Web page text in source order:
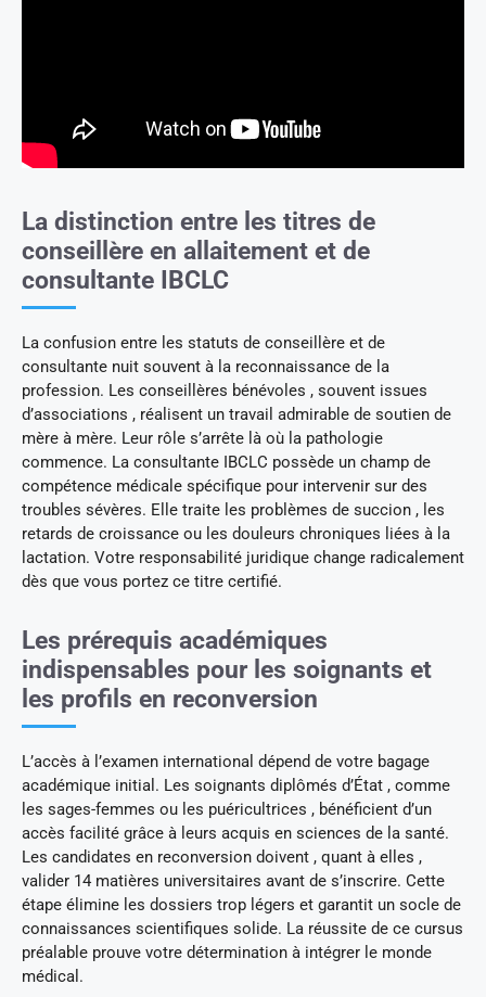
La distinction entre les titres de
conseillère en allaitement et de
consultante IBCLC
La confusion entre les statuts de conseillère et de
consultante nuit souvent à la reconnaissance de la
profession. Les conseillères bénévoles , souvent issues
d’associations , réalisent un travail admirable de soutien de
mère à mère. Leur rôle s’arrête là où la pathologie
commence. La consultante IBCLC possède un champ de
compétence médicale spécifique pour intervenir sur des
troubles sévères. Elle traite les problèmes de succion , les
retards de croissance ou les douleurs chroniques liées à la
lactation. Votre responsabilité juridique change radicalement
dès que vous portez ce titre certifié.
Les prérequis académiques
indispensables pour les soignants et
les profils en reconversion
L’accès à l’examen international dépend de votre bagage
académique initial. Les soignants diplômés d’État , comme
les sages-femmes ou les puéricultrices , bénéficient d’un
accès facilité grâce à leurs acquis en sciences de la santé.
Les candidates en reconversion doivent , quant à elles ,
valider 14 matières universitaires avant de s’inscrire. Cette
étape élimine les dossiers trop légers et garantit un socle de
connaissances scientifiques solide. La réussite de ce cursus
préalable prouve votre détermination à intégrer le monde
médical.